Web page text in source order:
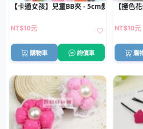
【卡通女孩】兒童BB夾 - 5cm髮夾批發 (1
NT$10元
購物車 詢價車
【撞色
NT$10元
購